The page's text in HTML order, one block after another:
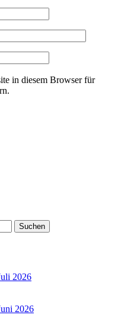
in diesem Browser für
2026
2026